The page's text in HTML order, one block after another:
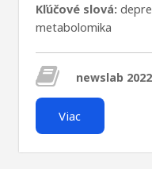
Kľúčové slová:
metabolomika
newslab
Viac